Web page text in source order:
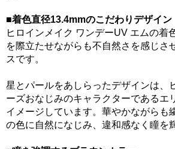
■着色直径13.4mmのこだわりデザイン
ヒロインメイク ワンデーUV エムの着
を際立たせながらも不自然さを感じさ
スです。
星とパールをあしらったデザインは、
ーズおなじみのキャラクターであるエ
イメージしています。華やかながらも
の色に自然になじみ、違和感なく瞳を